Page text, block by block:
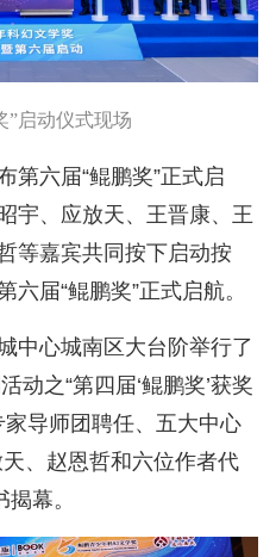
”启动仪式现场
第六届“鲲鹏奖”正式启
宇、应放天、王晋康、王
等嘉宾共同按下启动按
届“鲲鹏奖”正式启航。
中心城南区大台阶举行了
动之“第四届‘鲲鹏奖’获奖
家导师团聘任、五大中心
、赵恩哲和六位作者代
幕。